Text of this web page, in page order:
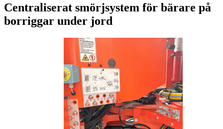
Centraliserat smörjsystem för bärare på
borriggar under jord